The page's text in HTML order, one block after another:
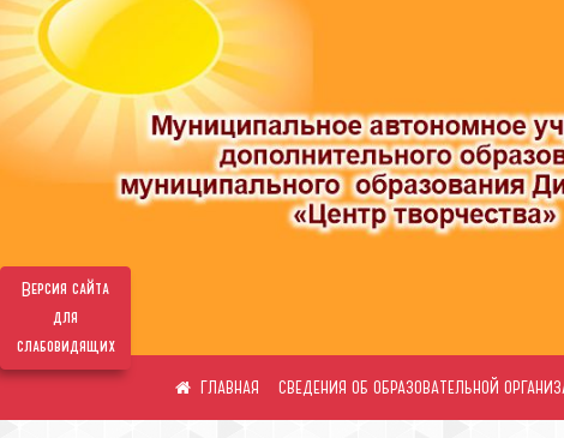
Версия сайта
для
слабовидящих
СВЕДЕНИЯ ОБ ОБРАЗОВАТЕЛЬНОЙ